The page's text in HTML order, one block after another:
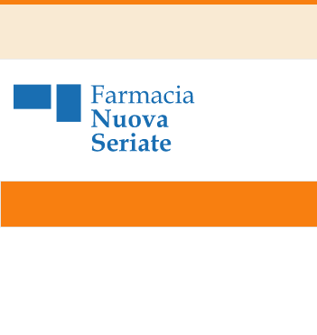
Passa
principale
Farmacia
Nuova